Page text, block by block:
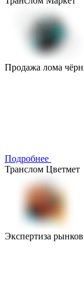
Продажа лома
Подробнее
Транслом Цветмет
Экспертиза